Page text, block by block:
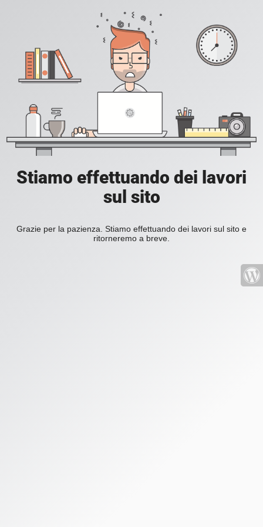
Stiamo effettuando dei lavori
sul sito
Grazie per la pazienza. Stiamo effettuando dei lavori sul sito e
ritorneremo a breve.